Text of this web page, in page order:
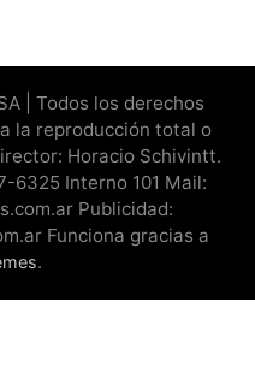
| Todos los derechos
la reproducción total o
Horacio Schivintt.
6325 Interno 101 Mail:
Publicidad:
Funciona gracias a
.